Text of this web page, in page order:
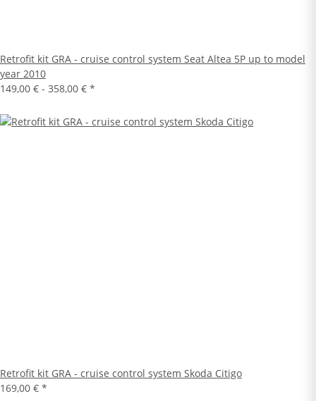
Retrofit kit GRA - cruise control system Seat Altea 5P up to model
year 2010
149,00 € - 358,00 € *
Retrofit kit GRA - cruise control system Skoda Citigo
169,00 € *